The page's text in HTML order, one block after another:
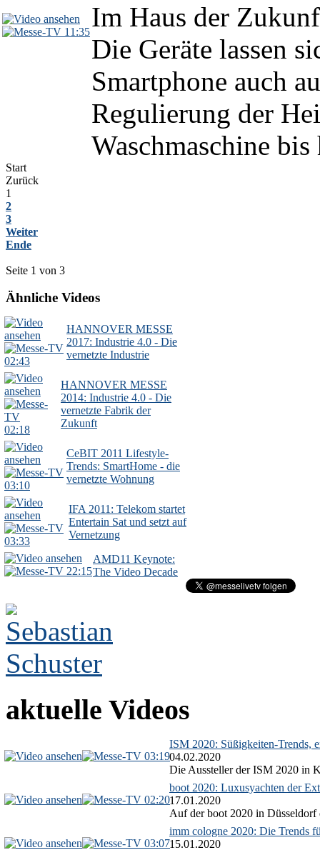
11:35Im Haus der
Die Geräte lassen
Smartphone auch
Regulierung der
Waschmaschine
Start
Zurück
1
2
3
Weiter
Ende
Seite 1 von 3
Ähnliche Videos
02:43
HANNOVER MESSE
2017: Industrie 4.0 - Die
vernetzte Industrie
02:18
HANNOVER MESSE
2014: Industrie 4.0 - Die
vernetzte Fabrik der
Zukunft
03:10
CeBIT 2011 Lifestyle-
Trends: SmartHome - die
vernetzte Wohnung
03:33
IFA 2011: Telekom startet
Entertain Sat und setzt auf
Vernetzung
22:15
AMD11 Keynote:
The Video Decade
aktuelle Videos
03:19
ISM 2020: Süßigkeiten-Trends,
04.02.2020
Die Aussteller der ISM 2020 in
02:20
boot 2020: Luxusyachten der
17.01.2020
Auf der boot 2020 in Düsseldorf
03:07
imm cologne 2020: Die Trends
15.01.2020